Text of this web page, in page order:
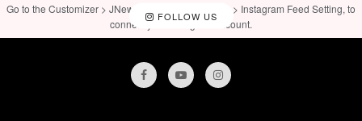
FOLLOW US
Go to the Customizer > JNews : Social, Like & View > Instagram Feed Setting, to
connect your Instagram account.